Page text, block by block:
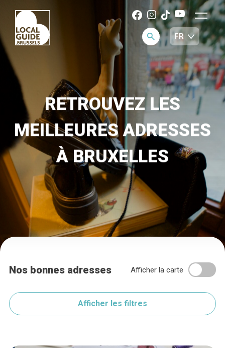
RETROUVEZ LES
MEILLEURES ADRESSES
À BRUXELLES
Nos bonnes adresses Afficher la carte
Afficher les filtres